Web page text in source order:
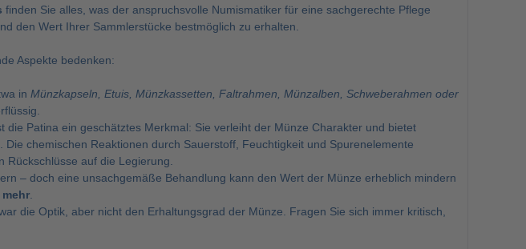
finden Sie alles, was der anspruchsvolle Numismatiker für eine sachgerechte Pflege
den Wert Ihrer Sammlerstücke bestmöglich zu erhalten.
Aspekte bedenken:
in Münzkapseln, Etuis, Münzkassetten, Faltrahmen, Münzalben, Schweberahmen oder
Patina ein geschätztes Merkmal: Sie verleiht der Münze Charakter und bietet
chemischen Reaktionen durch Sauerstoff, Feuchtigkeit und Spurenelemente
auf die Legierung.
– doch eine unsachgemäße Behandlung kann den Wert der Münze erheblich mindern
.
die Optik, aber nicht den Erhaltungsgrad der Münze. Fragen Sie sich immer kritisch,